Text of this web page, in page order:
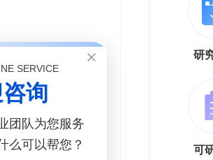
研
可
SERVICE
询
团队为您服务
么可以帮您？